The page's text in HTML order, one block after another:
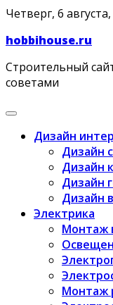
Skip
content
Четверг, 6
hobbihouse.ru
Строительный
советами
Дизайн
Дизайн
Дизайн
Дизайн
Дизайн
Электрика
Монтаж
Монтаж